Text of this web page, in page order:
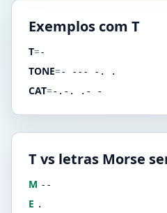
Exemplos com T
T=-
TONE=- --- -. .
CAT=-.-. .- -
T vs letras Morse
M --
E .